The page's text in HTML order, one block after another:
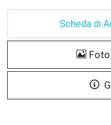
Scheda di